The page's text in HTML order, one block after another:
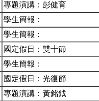
專題演講：彭健育
學生簡報：
學生簡報：
國定假日：雙十節
學生簡報：
國定假日：光復節
專題演講：黃銘鉞